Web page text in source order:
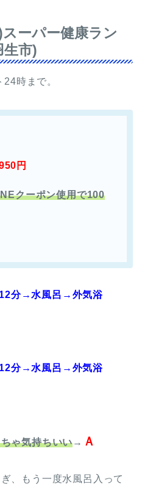
ーパー健康ラン
生市)
時まで。
円
クーポン使用で100
分→水風呂→外気浴
分→水風呂→外気浴
ゃ気持ちいい→ Ａ
、もう一度水風呂入って